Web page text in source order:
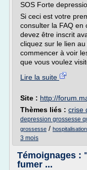
SOS Forte
Si ceci est votre
consulter la FAQ en
devez être inscrit
cliquez sur le lien
commencer à voir
que vous voulez
Lire la suite
Site : http://
Thèmes liés : crise
depression grossesse
grossesse /
3 mois
Témoignages :
fumer ...